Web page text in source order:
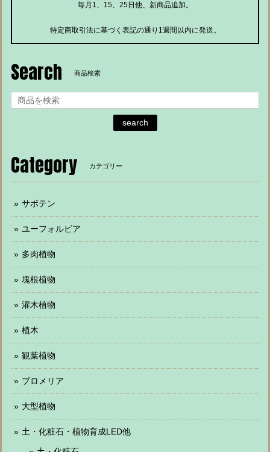
毎月1、15、25日他、新商品追加。
特定商取引法に基づく表記の通り1週間以内に発送。
Search 商品検索
search
Category カテゴリー
サボテン
ユーフォルビア
多肉植物
塊根植物
灌木植物
植木
観葉植物
ブロメリア
大型植物
土・化粧石・植物育成LED他